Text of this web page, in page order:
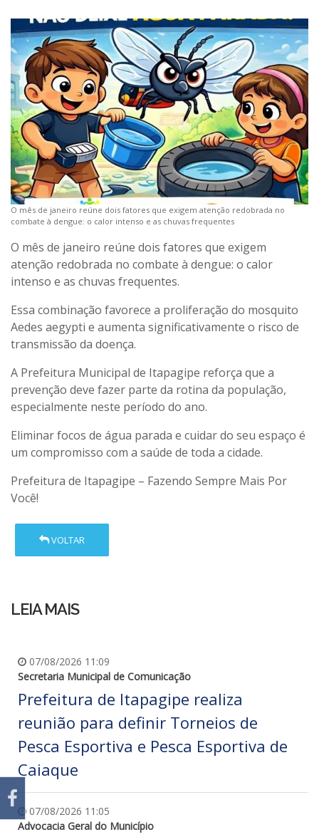
O mês de janeiro reúne dois fatores que exigem atenção redobrada no
combate à dengue: o calor intenso e as chuvas frequentes
O mês de janeiro reúne dois fatores que exigem
atenção redobrada no combate à dengue: o calor
intenso e as chuvas frequentes.
Essa combinação favorece a proliferação do mosquito
Aedes aegypti e aumenta significativamente o risco de
transmissão da doença.
A Prefeitura Municipal de Itapagipe reforça que a
prevenção deve fazer parte da rotina da população,
especialmente neste período do ano.
Eliminar focos de água parada e cuidar do seu espaço é
um compromisso com a saúde de toda a cidade.
Prefeitura de Itapagipe – Fazendo Sempre Mais Por
Você!
VOLTAR
LEIA MAIS
07/08/2026 11:09
Secretaria Municipal de Comunicação
Prefeitura de Itapagipe realiza
reunião para definir Torneios de
Pesca Esportiva e Pesca Esportiva de
Caiaque
07/08/2026 11:05
Advocacia Geral do Município